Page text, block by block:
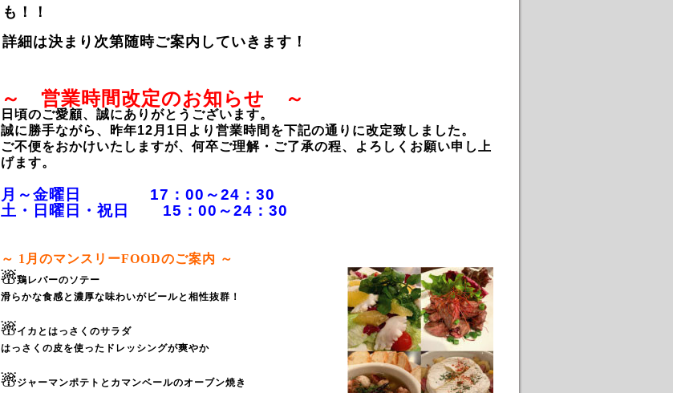
も！！
詳細は決まり次第随時ご案内していきます！
～ 営業時間改定のお知らせ ～
日頃のご愛顧、誠にありがとうございます。
誠に勝手ながら、昨年12月1日より営業時間を下記の通りに改定致しました。
ご不便をおかけいたしますが、何卒ご理解・ご了承の程、よろしくお願い申し上
げます。
月～金曜日 17：00～24：30
土・日曜日・祝日 15：00～24：30
～ 1 月のマンスリーFOODのご案内 ～
☃鶏レバーのソテー
滑らかな食感と濃厚な味わいがビールと相性抜群！
☃イカとはっさくのサラダ
はっさくの皮を使ったドレッシングが爽やか
☃ジャーマンポテトとカマンベールのオーブン焼き